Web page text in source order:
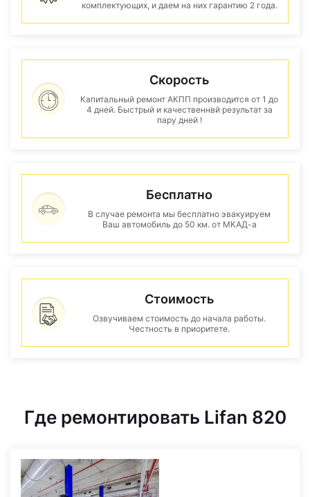
комплектующих, и даем на них гарантию 2 года.
Скорость
Капитальный ремонт АКПП производится от 1 до
4 дней. Быстрый и качественнвй результат за
пару дней !
Бесплатно
В случае ремонта мы бесплатно эвакуируем
Ваш автомобиль до 50 км. от МКАД-а
Стоимость
Озвучиваем стоимость до начала работы.
Честность в приоритете.
Где ремонтировать Lifan 820